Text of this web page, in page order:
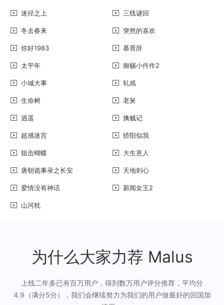
迷径之上 三线谜回
冬去春来 突然的喜欢
你好1983 慕胥辞
太平年 御赐小仵作2
小城大事 轧戏
生命树 老舅
逍遥 擒贼记
超感迷宫 骄阳似我
狙击蝴蝶 大生意人
唐朝诡事录之长安 天地剑心
爱情没有神话 新闻女王2
山河枕
为什么大家力荐 Malus
上线二年多已有百万用户，得到数万用户评分推荐，平均分
4.9（满分5分），我们会继续努力为我们的用户做最好的回国加